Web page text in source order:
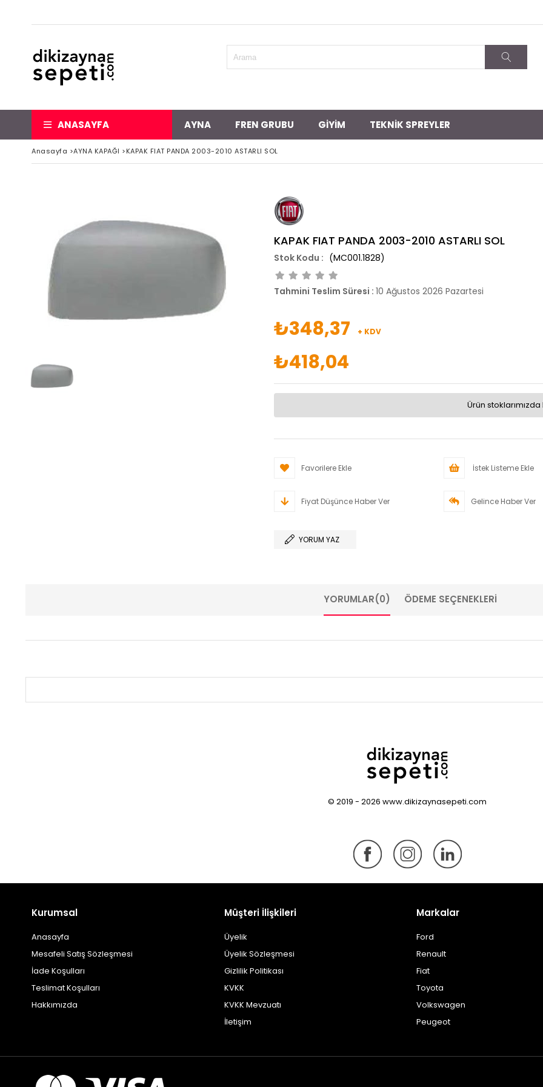
ANASAYFA AYNA FREN GRUBU GİYİM TEKNİK SPREYLER
Anasayfa >AYNA KAPAĞI >KAPAK FIAT PANDA 2003-2010 ASTARLI SOL
KAPAK FIAT PANDA 2003-2010 ASTARLI SOL
(MC001.1828)
Tahmini Teslim Süresi : 10 Ağustos 2026 Pazartesi
₺348,37 + KDV
₺418,04
Ürün stoklarımızda
Favorilere Ekle İstek Listeme Ekle
Fiyat Düşünce Haber Ver Gelince Haber Ver
YORUM YAZ
YORUMLAR(0) ÖDEME SEÇENEKLERI
© 2019 - 2026 www.dikizaynasepeti.com
Kurumsal
Anasayfa
Mesafeli Satış Sözleşmesi
İade Koşulları
Teslimat Koşulları
Hakkımızda
Müşteri İlişkileri
Üyelik
Üyelik Sözleşmesi
Gizlilik Politikası
KVKK
KVKK Mevzuatı
İletişim
Markalar
Ford
Renault
Fiat
Toyota
Volkswagen
Peugeot